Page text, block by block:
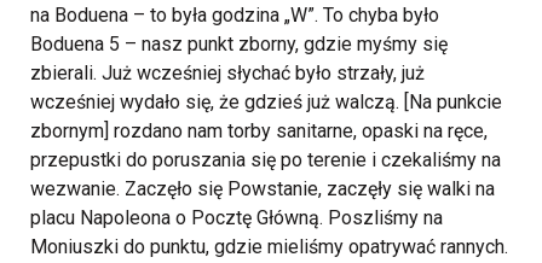
na Boduena – to była godzina „W”. To chyba było
Boduena 5 – nasz punkt zborny, gdzie myśmy się
zbierali. Już wcześniej słychać było strzały, już
wcześniej wydało się, że gdzieś już walczą. [Na punkcie
zbornym] rozdano nam torby sanitarne, opaski na ręce,
przepustki do poruszania się po terenie i czekaliśmy na
wezwanie. Zaczęło się Powstanie, zaczęły się walki na
placu Napoleona o Pocztę Główną. Poszliśmy na
Moniuszki do punktu, gdzie mieliśmy opatrywać rannych.